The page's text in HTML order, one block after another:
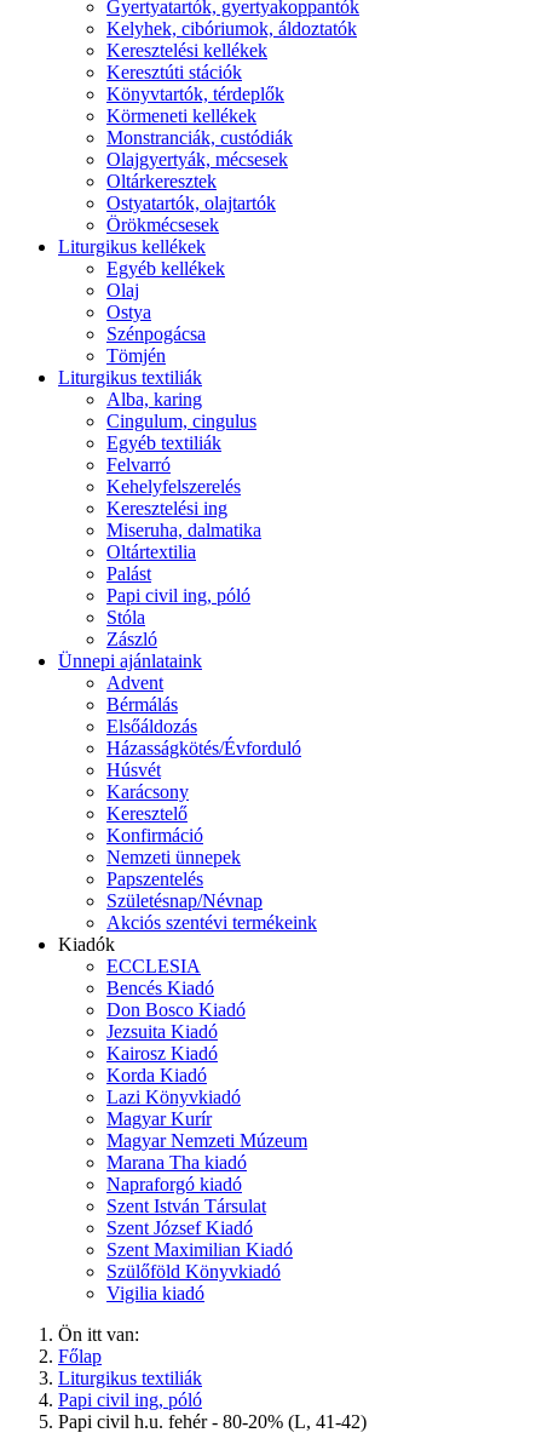
Gyertyatartók, gyertyakoppantók
Kelyhek, cibóriumok, áldoztatók
Keresztelési kellékek
Keresztúti stációk
Könyvtartók, térdeplők
Körmeneti kellékek
Monstranciák, custódiák
Olajgyertyák, mécsesek
Oltárkeresztek
Ostyatartók, olajtartók
Örökmécsesek
Liturgikus kellékek
Egyéb kellékek
Olaj
Ostya
Szénpogácsa
Tömjén
Liturgikus textiliák
Alba, karing
Cingulum, cingulus
Egyéb textiliák
Felvarró
Kehelyfelszerelés
Keresztelési ing
Miseruha, dalmatika
Oltártextilia
Palást
Papi civil ing, póló
Stóla
Zászló
Ünnepi ajánlataink
Advent
Bérmálás
Elsőáldozás
Házasságkötés/Évforduló
Húsvét
Karácsony
Keresztelő
Konfirmáció
Nemzeti ünnepek
Papszentelés
Születésnap/Névnap
Akciós szentévi termékeink
Kiadók
ECCLESIA
Bencés Kiadó
Don Bosco Kiadó
Jezsuita Kiadó
Kairosz Kiadó
Korda Kiadó
Lazi Könyvkiadó
Magyar Kurír
Magyar Nemzeti Múzeum
Marana Tha kiadó
Napraforgó kiadó
Szent István Társulat
Szent József Kiadó
Szent Maximilian Kiadó
Szülőföld Könyvkiadó
Vigilia kiadó
Ön itt van:
Főlap
Liturgikus textiliák
Papi civil ing, póló
Papi civil h.u. fehér - 80-20% (L, 41-42)